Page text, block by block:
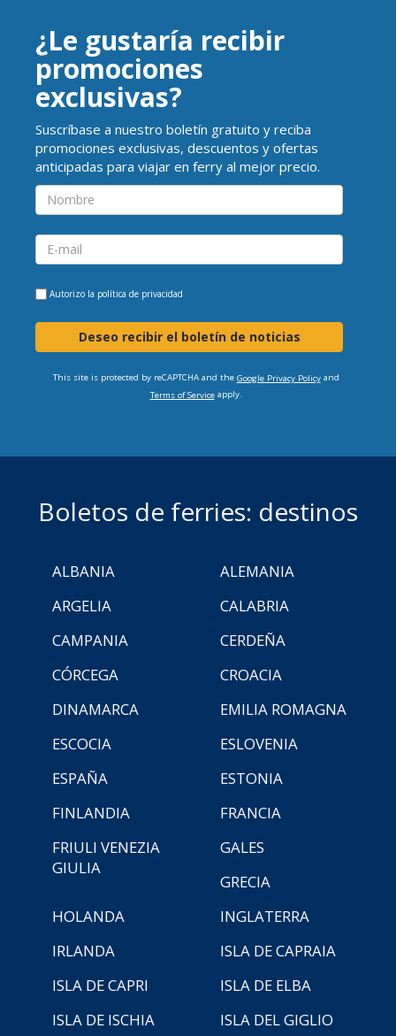
¿Le gustaría recibir
promociones
exclusivas?
Suscríbase a nuestro boletín gratuito y reciba
promociones exclusivas, descuentos y ofertas
anticipadas para viajar en ferry al mejor precio.
Autorizo la política de privacidad
Deseo recibir el boletín de noticias
This site is protected by reCAPTCHA and the Google Privacy Policyand
Terms of Serviceapply.
Boletos de ferries: destinos
ALBANIA
ALEMANIA
ARGELIA
CALABRIA
CAMPANIA
CERDEÑA
CÓRCEGA
CROACIA
DINAMARCA
EMILIA ROMAGNA
ESCOCIA
ESLOVENIA
ESPAÑA
ESTONIA
FINLANDIA
FRANCIA
FRIULI VENEZIA
GIULIA
GALES
GRECIA
HOLANDA
INGLATERRA
IRLANDA
ISLA DE CAPRAIA
ISLA DE CAPRI
ISLA DE ELBA
ISLA DE ISCHIA
ISLA DEL GIGLIO